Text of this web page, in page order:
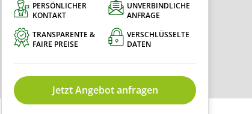
PERSÖNLICHER
KONTAKT
UNVERBINDLICHE
ANFRAGE
TRANSPARENTE &
FAIRE PREISE
VERSCHLÜSSELTE
DATEN
Jetzt Angebot anfragen